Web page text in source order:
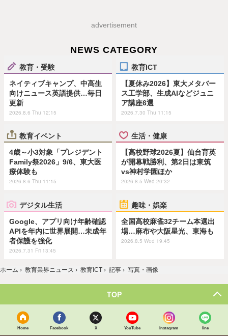
advertisement
NEWS CATEGORY
教育・受験
ネイティブキャンプ、中高生
向けニュース英語提供…毎日
更新
2026.8.6 Thu 12:15
教育ICT
【夏休み2026】東大メタバー
ス工学部、生成AIなどジュニ
ア講座6選
2026.7.30 Thu 11:15
教育イベント
4歳～小3対象「プレジデント
Family祭2026」9/6、東大医
療体験も
2026.8.6 Thu 11:15
生活・健康
【高校野球2026夏】仙台育英
が開幕戦勝利、第2日は東筑
vs神村学園ほか
2026.8.5 Wed 20:32
デジタル生活
Google、アプリ向け年齢確認
APIを年内に世界展開…未成年
者保護を強化
2026.7.31 Fri 13:45
趣味・娯楽
全国高校麻雀32チーム本選出
場…麻布や大阪星光、東海も
2026.8.5 Wed 19:45
ホーム › 教育業界ニュース › 教育ICT › 記事 › 写真・画像
TOP
Home Facebook X YouTube Instagram line